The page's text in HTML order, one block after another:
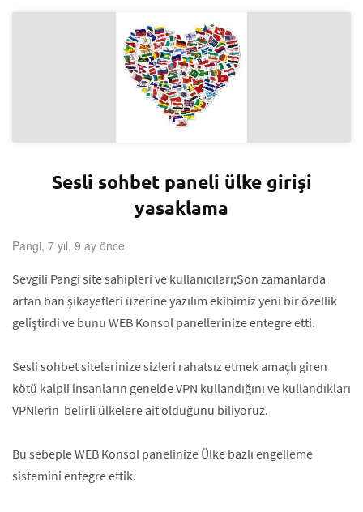
Sesli sohbet paneli ülke girişi
yasaklama
Pangi, 7 yıl, 9 ay önce
Sevgili Pangi site sahipleri ve kullanıcıları;Son zamanlarda
artan ban şikayetleri üzerine yazılım ekibimiz yeni bir özellik
geliştirdi ve bunu WEB Konsol panellerinize entegre etti.
Sesli sohbet sitelerinize sizleri rahatsız etmek amaçlı giren
kötü kalpli insanların genelde VPN kullandığını ve kullandıkları
VPNlerin belirli ülkelere ait olduğunu biliyoruz.
Bu sebeple WEB Konsol panelinize Ülke bazlı engelleme
sistemini entegre ettik.